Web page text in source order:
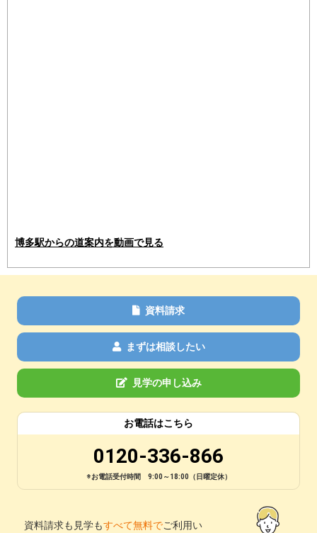
博多駅からの道案内を動画で見る
資料請求
まずは相談したい
見学の申し込み
お電話はこちら
0120-336-866
※お電話受付時間 9:00～18:00（日曜定休）
資料請求も見学もすべて無料でご利用い